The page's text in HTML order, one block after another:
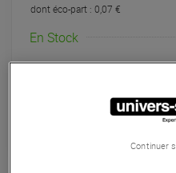
dont éco-part : 0,07 €
En Stock
Retrait magasin en
Continuer